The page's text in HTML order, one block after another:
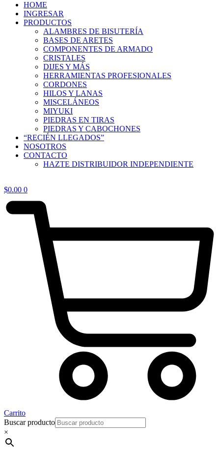
HOME
INGRESAR
PRODUCTOS
ALAMBRES DE BISUTERÍA
BASES DE ARETES
COMPONENTES DE ARMADO
CRISTALES
DIJES Y MÁS
HERRAMIENTAS PROFESIONALES
CORDONES
HILOS Y LANAS
MISCELÁNEOS
MIYUKI
PIEDRAS EN TIRAS
PIEDRAS Y CABOCHONES
“RECIÉN LLEGADOS”
NOSOTROS
CONTACTO
HAZTE DISTRIBUIDOR INDEPENDIENTE
$0.00 0
Carrito
Buscar producto
×